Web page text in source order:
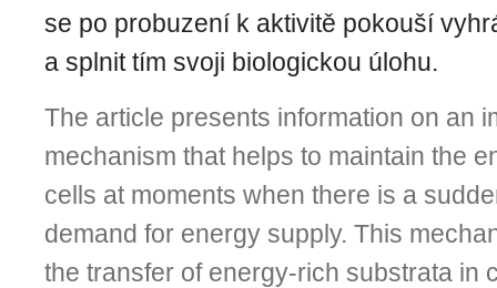
se po probuzení k aktivitě pokouší
a splnit tím svoji biologickou úlohu.
The article presents information on an
mechanism that helps to maintain the
cells at mo­ments when there is a
demand for energy supply. This
the transfer of ener­gy-rich substrata in